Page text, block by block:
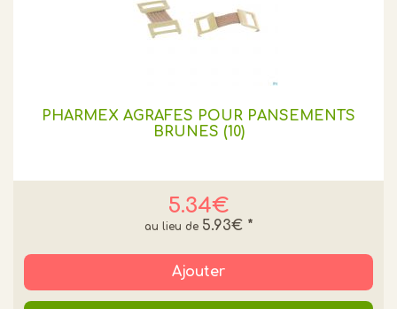
PHARMEX AGRAFES POUR PANSEMENTS
BRUNES (10)
5.34€
5.93€ *
Ajouter